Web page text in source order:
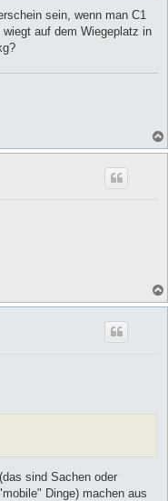
sein, wenn man C1
auf dem Wiegeplatz in
sind Sachen oder
Dinge) machen aus